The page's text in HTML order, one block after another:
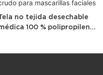
no tejida desechable
100 % polipropileno